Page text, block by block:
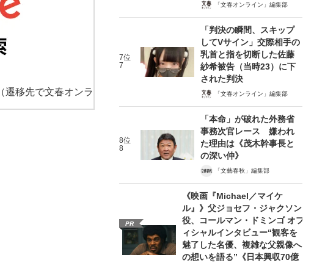
（遷移先で文春オンラ
「文春オンライン」編集部
7位
7
「判決の瞬間、スキップ
してVサイン」交際相手の
乳首と指を切断した佐藤
紗希被告（当時23）に下
された判決
「文春オンライン」編集部
8位
8
「本命」が破れた外務省
事務次官レース 嫌われ
た理由は《茂木幹事長と
の深い仲》
「文藝春秋」編集部
PR
《映画『Michael／マイケ
ル』》父ジョセフ・ジャクソン
役、コールマン・ドミンゴ オフ
ィシャルインタビュー“観客を
魅了した名優、複雑な父親像へ
の想いを語る”《日本興収70億